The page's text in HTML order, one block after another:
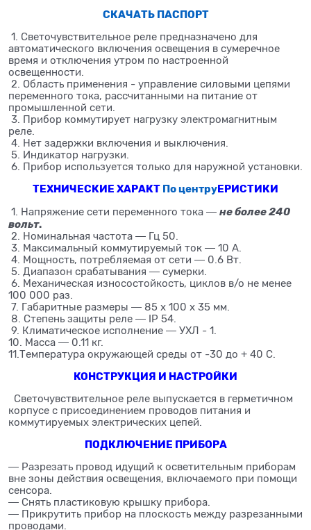
СКАЧАТЬ ПАСПОРТ
1. Светочувствительное реле предназначено для
автоматического включения освещения в сумеречное
время и отключения утром по настроенной
освещенности.
2. Область применения - управление силовыми цепями
переменного тока, рассчитанными на питание от
промышленной сети.
3. Прибор коммутирует нагрузку электромагнитным
реле.
4. Нет задержки включения и выключения.
5. Индикатор нагрузки.
6. Прибор используется только для наружной установки.
ТЕХНИЧЕСКИЕ ХАРАКТ По центруЕРИСТИКИ
1. Напряжение сети переменного тока ― не более 240
вольт.
2. Номинальная частота ― Гц 50.
3. Максимальный коммутируемый ток ― 10 А.
4. Мощность, потребляемая от сети ― 0.6 Вт.
5. Диапазон срабатывания ― сумерки.
6. Механическая износостойкость, циклов в/о не менее
100 000 раз.
7. Габаритные размеры ― 85 х 100 х 35 мм.
8. Степень защиты реле ― IP 54.
9. Климатическое исполнение ― УХЛ - 1.
10. Масса ― 0.11 кг.
11.Температура окружающей среды от -30 до + 40 С.
КОНСТРУКЦИЯ И НАСТРОЙКИ
Светочувствительное реле выпускается в герметичном
корпусе с присоединением проводов питания и
коммутируемых электрических цепей.
ПОДКЛЮЧЕНИЕ ПРИБОРА
― Разрезать провод идущий к осветительным приборам
вне зоны действия освещения, включаемого при помощи
сенсора.
― Снять пластиковую крышку прибора.
― Прикрутить прибор на плоскость между разрезанными
проводами.